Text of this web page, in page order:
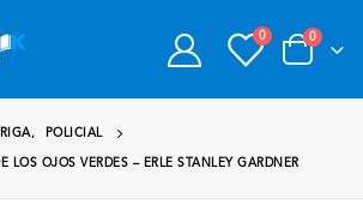
0 0
, POLICIAL
LOS OJOS VERDES – ERLE STANLEY GARDNER